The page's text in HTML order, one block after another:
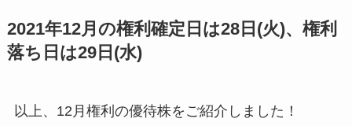
2021年12月の権利確定日は28日(火)、権利
落ち日は29日(水)
以上、12月権利の優待株をご紹介しました！